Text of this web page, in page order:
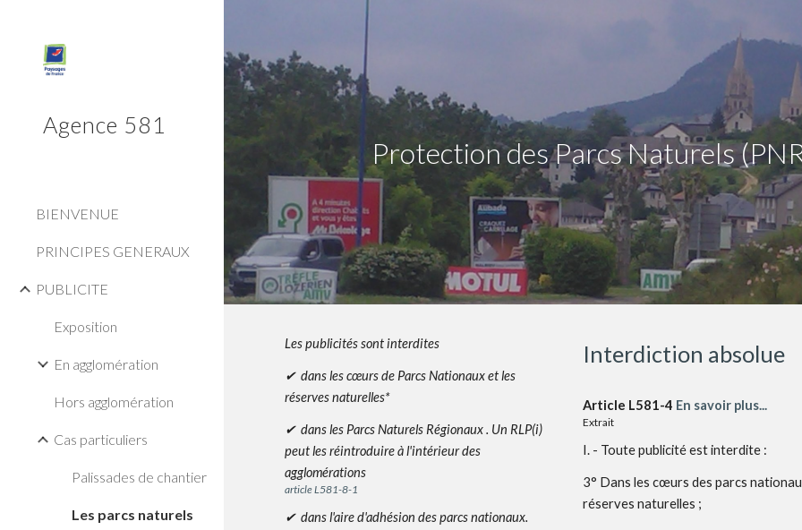
Skip to
Agence 581
BIENVENUE
PRINCIPES GENERAUX
PUBLICITE
Exposition
En agglomération
Hors agglomération
Cas particuliers
Palissades de chantier
Les parcs naturels
Protection desParcsNaturels
Les publicités sont interdites
✔dans les cœurs de Parcs Nationaux et les
réserves naturelles*
✔ dans les Parcs Naturels Régionaux . Un RLP(i)
peutles réintroduire à l'intérieur des
agglomérations
article L581-8-1
✔ dans l'aire d'adhésion des parcsnationaux.
Interdiction absolue
Article L581-4 En savoir plus...
Extrait
I. - Toute publicité est interdite :
3° Dans les cœurs des parcs
réserves naturelles ;